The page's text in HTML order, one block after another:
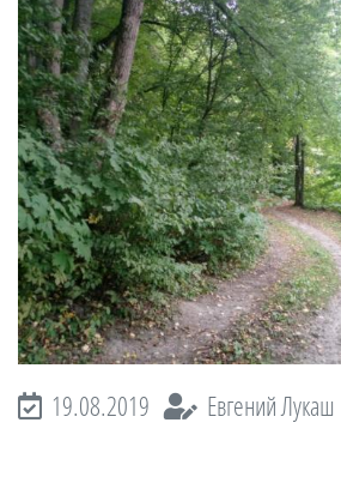
19.08.2019 Евгений Лукаш